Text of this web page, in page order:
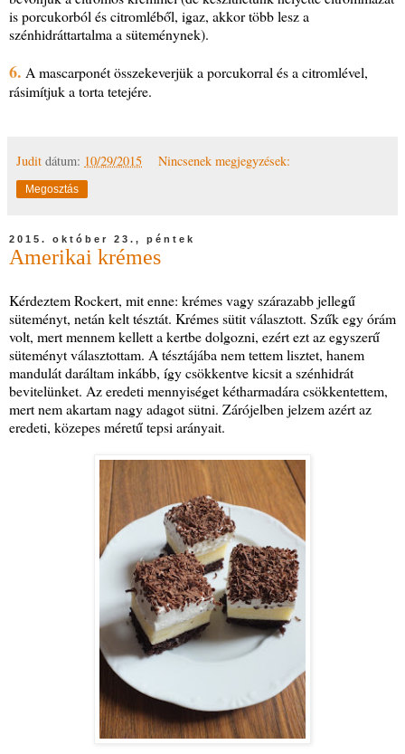
is porcukorból és citromléből, igaz, akkor több lesz a
szénhidráttartalma a süteménynek).
6. A mascarponét összekeverjük a porcukorral és a citromlével,
rásimítjuk a torta tetejére.
Judit dátum: 10/29/2015 Nincsenek megjegyzések:
Megosztás
2015. október 23., péntek
Amerikai krémes
Kérdeztem Rockert, mit enne: krémes vagy szárazabb jellegű
süteményt, netán kelt tésztát. Krémes sütit választott. Szűk egy órám
volt, mert mennem kellett a kertbe dolgozni, ezért ezt az egyszerű
süteményt választottam. A tésztájába nem tettem lisztet, hanem
mandulát daráltam inkább, így csökkentve kicsit a szénhidrát
bevitelünket. Az eredeti mennyiséget kétharmadára csökkentettem,
mert nem akartam nagy adagot sütni. Zárójelben jelzem azért az
eredeti, közepes méretű tepsi arányait.